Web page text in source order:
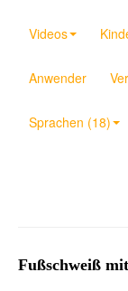
Videos
Anwender
Sprachen (18)
Fußschweiß